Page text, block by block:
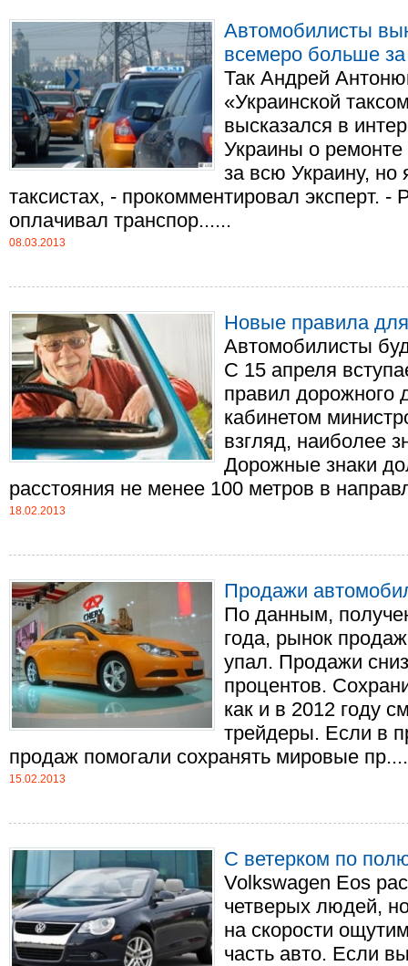
Автомобилисты
всемеро больше
Так Андрей
«Украинской
высказался в
Украины о ремонте
за всю Украину, но
таксистах, - прокомментировал эксперт.
оплачивал транспор......
08.03.2013
Новые правила
Автомобилисты
С 15 апреля
правил дорожного
кабинетом
взгляд, наиболее
Дорожные знаки
расстояния не менее 100 метров в
18.02.2013
Продажи
По данным,
года, рынок
упал. Продажи
процентов.
как и в 2012 году
трейдеры. Если в
продаж помогали сохранять мировые
15.02.2013
С ветерком по
Volkswagen Eos
четверых людей,
на скорости
часть авто. Если